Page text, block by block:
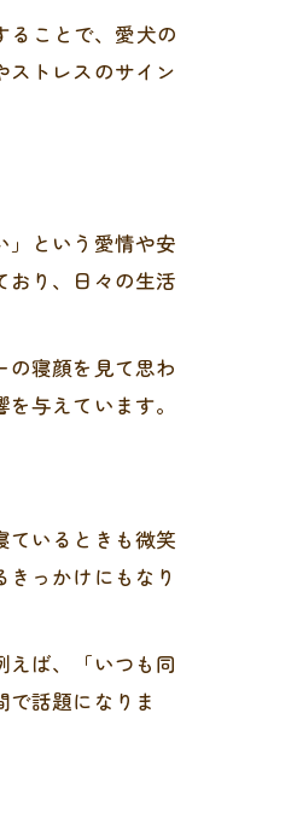
ることで、愛犬の
トレスのサイン
」という愛情や安
おり、日々の生活
寝顔を見て思わ
与えています。
ているときも微笑
っかけにもなり
ば、「いつも同
話題になりま